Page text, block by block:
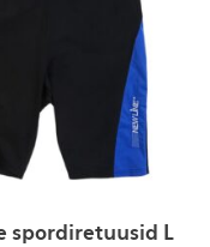
spordiretuusid L